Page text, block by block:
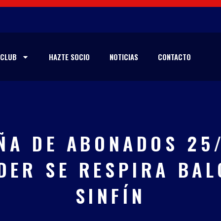
CLUB HAZTE SOCIO NOTICIAS CONTACTO
DE ABONADOS
SE RESPIRA
SINFÍN